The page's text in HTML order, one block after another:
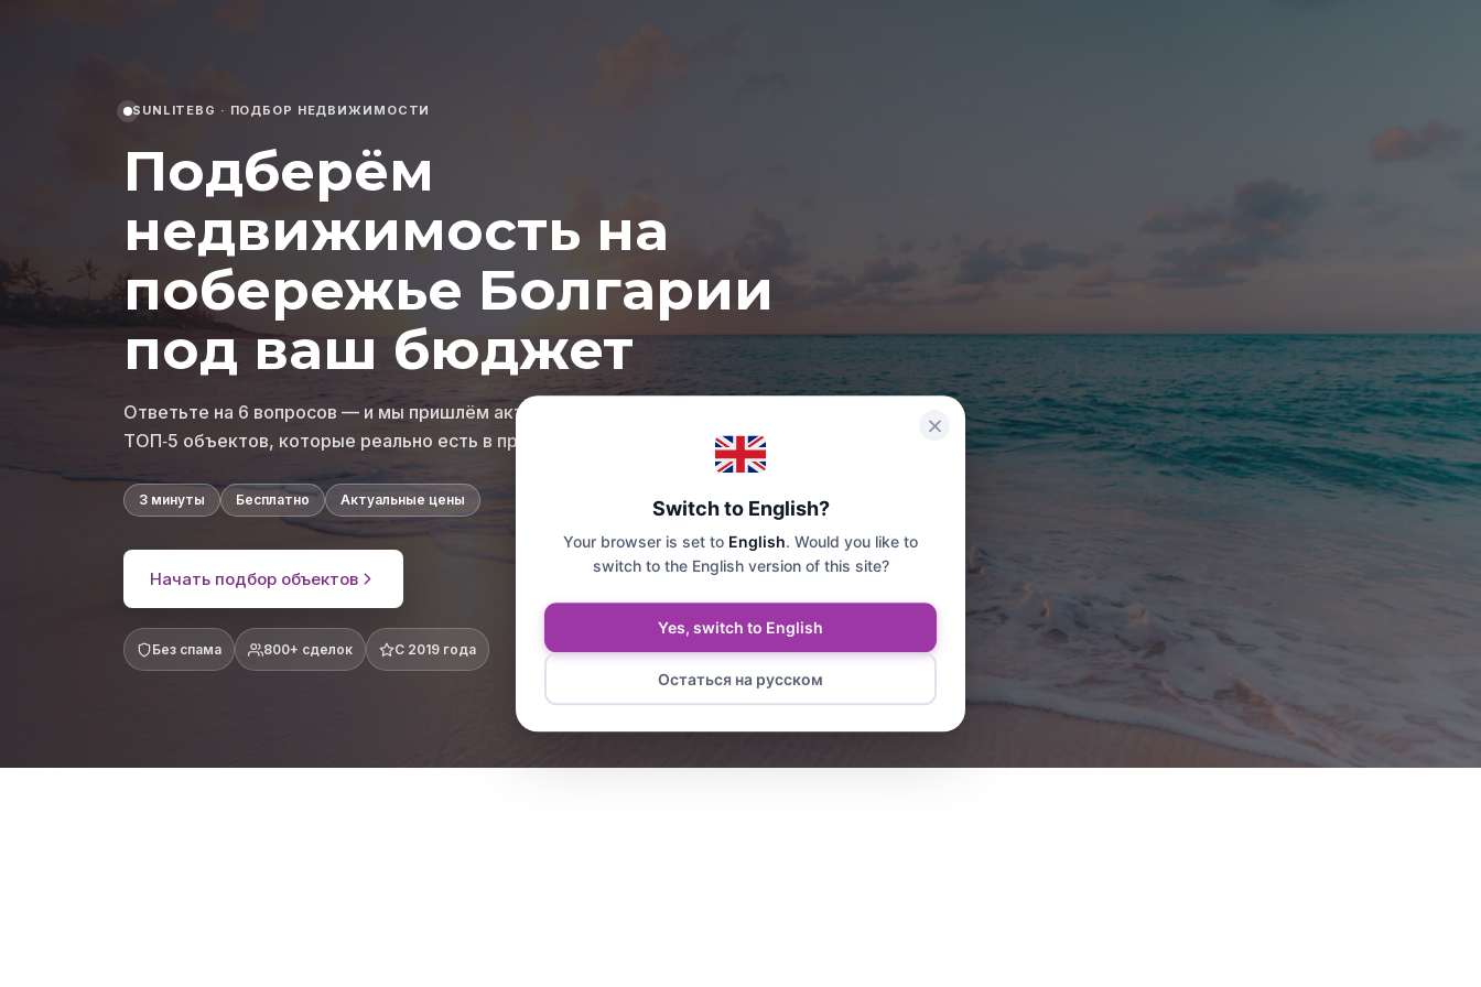
SUNLITEBG · ПОДБОР НЕДВИЖИМОСТИ
Подберём
недвижимость на
побережье Болгарии
под ваш бюджет
Ответьте на 6 вопросов — и мы пришлём актуальную подборку из
ТОП‑5 объектов, которые реально есть в продаже прямо сейчас.
3 минуты Бесплатно Актуальные цены
Начать подбор объектов
Без спама 800+ сделок С 2019 года
Switch to English?
Your browser is set to English. Would you like to
switch to the English version of this site?
Yes, switch to English
Остаться на русском